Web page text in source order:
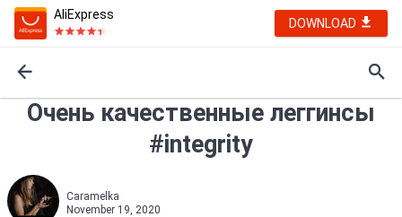
AliExpress
DOWNLOAD
Очень качественные леггинсы
#integrity
Caramelka
November 19, 2020